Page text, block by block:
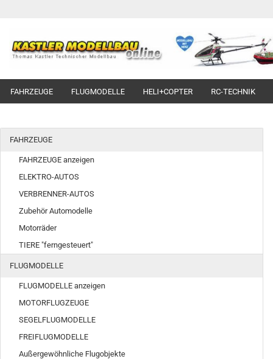
FAHRZEUGE FLUGMODELLE HELI+COPTER RC-TECHNIK
FAHRZEUGE
FAHRZEUGE anzeigen
ELEKTRO-AUTOS
VERBRENNER-AUTOS
Zubehör Automodelle
Motorräder
TIERE "ferngesteuert"
FLUGMODELLE
FLUGMODELLE anzeigen
MOTORFLUGZEUGE
SEGELFLUGMODELLE
FREIFLUGMODELLE
Außergewöhnliche Flugobjekte